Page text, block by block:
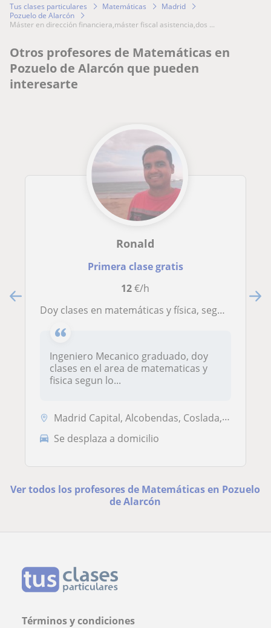
Tus clases particulares Matemáticas
Madrid
Pozuelo de Alarcón
máster en dirección financiera,máster fiscal asistencia,dos ...
Otros profesores de Matemáticas en
Pozuelo de Alarcón que pueden
interesarte
Ronald
Primera clase gratis
12€/h
Doy clases en matemáticas y física, segun el nivel que lo requiera el estudiante o grupo, soy ingeniero mecánico
Ingeniero Mecanico graduado, doy
clases en el area de matematicas y
fisica segun lo...
Madrid Capital, Alcobendas, Coslada, Pozuelo de Alarcón
Se desplaza a domicilio
Ver todos los profesores de Matemáticas en Pozuelo
de Alarcón
Términos y condiciones